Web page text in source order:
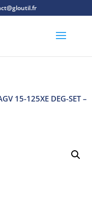
15-125XE DEG-SET –